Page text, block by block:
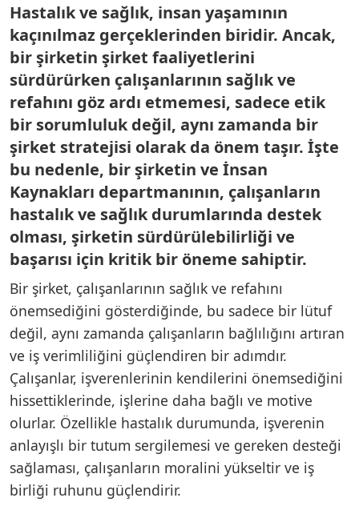
Hastalık ve sağlık, insan yaşamının
kaçınılmaz gerçeklerinden biridir. Ancak,
bir şirketin şirket faaliyetlerini
sürdürürken çalışanlarının sağlık ve
refahını göz ardı etmemesi, sadece etik
bir sorumluluk değil, aynı zamanda bir
şirket stratejisi olarak da önem taşır. İşte
bu nedenle, bir şirketin ve İnsan
Kaynakları departmanının, çalışanların
hastalık ve sağlık durumlarında destek
olması, şirketin sürdürülebilirliği ve
başarısı için kritik bir öneme sahiptir.
Bir şirket, çalışanlarının sağlık ve refahını
önemsediğini gösterdiğinde, bu sadece bir lütuf
değil, aynı zamanda çalışanların bağlılığını artıran
ve iş verimliliğini güçlendiren bir adımdır.
Çalışanlar, işverenlerinin kendilerini önemsediğini
hissettiklerinde, işlerine daha bağlı ve motive
olurlar. Özellikle hastalık durumunda, işverenin
anlayışlı bir tutum sergilemesi ve gereken desteği
sağlaması, çalışanların moralini yükseltir ve iş
birliği ruhunu güçlendirir.